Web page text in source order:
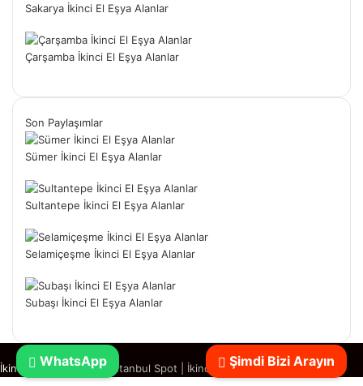
Sakarya İkinci El Eşya Alanlar
Çarşamba İkinci El Eşya Alanlar
Son Paylaşımlar
Sümer İkinci El Eşya Alanlar
Sultantepe İkinci El Eşya Alanlar
Selamiçeşme İkinci El Eşya Alanlar
Subaşı İkinci El Eşya Alanlar
İkinci El Eşya Alanlar | İstanbul Spot
İkinci El SpotçuŞimdi Bizi Arayın
WhatsApp